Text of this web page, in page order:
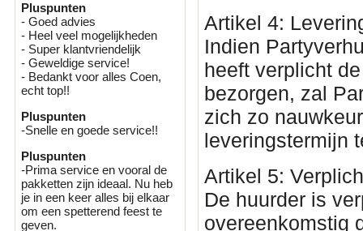
Pluspunten
- Goed advies
- Heel veel mogelijkheden
- Super klantvriendelijk
- Geweldige service!
- Bedankt voor alles Coen,
echt top!!
Pluspunten
-Snelle en goede service!!
Pluspunten
-Prima service en vooral de
pakketten zijn ideaal. Nu heb
je in een keer alles bij elkaar
om een spetterend feest te
geven.
Artikel 4:
Indien
heeft verplicht
bezorgen, zal
zich zo
leveringstermijn
Artikel 5:
De huurder is
overeenkomstig